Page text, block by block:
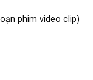
phim video clip)